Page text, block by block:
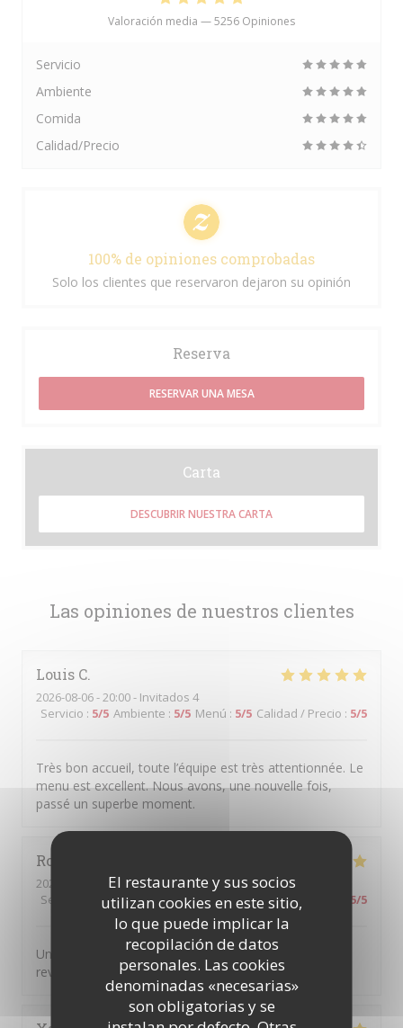
El restaurante y sus socios
utilizan cookies en este sitio,
lo que puede implicar la
recopilación de datos
personales. Las cookies
denominadas «necesarias»
son obligatorias y se
Las opiniones de nuestros clientes
Louis C
2026-08-06- 20:00 - Invitados 4
Servicio : 5/5 Ambiente : 5/5 Menú : 5/5 Calidad / Precio : 5/5
Très bon accueil, toute l’équipe est très attentionnée. Le
menu est excellent. Nous avons, une nouvelle fois,
passé un superbe moment.
Romanne
2026-08-07
- 21:00 - Invitados 6
Servicio
/5 Ambiente: 5/5 Menú: 5/5 Calidad / Precio 5/5
Un service au top et des plats excellents, nous
reviendrons !
Valoración media —5256 Opiniones
Servicio
Ambiente
Comida
Calidad/Precio
100% de opiniones comprobadas
Solo los clientes que reservaron dejaron su opinión
Reserva
RESERVAR UNA MESA
Carta
DESCUBRIR NUESTRA CARTA